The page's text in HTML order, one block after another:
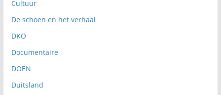
Cultuur
De schoen en het verhaal
DKO
Documentaire
DOEN
Duitsland